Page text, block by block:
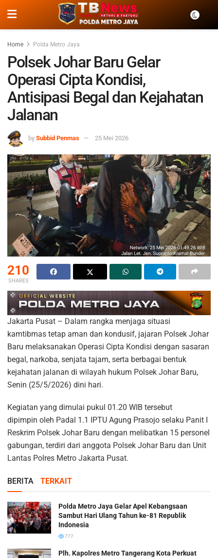
Home Polda Metro Jaya
Polsek Johar Baru Gelar
Operasi Cipta Kondisi,
Antisipasi Begal dan Kejahatan
Jalanan
by Subbid Penmas 25 Mei 2026
210
SHARES
Jakarta Pusat – Dalam rangka menjaga situasi
kamtibmas tetap aman dan kondusif, jajaran Polsek Johar
Baru melaksanakan Operasi Cipta Kondisi dengan sasaran
begal, narkoba, senjata tajam, serta berbagai bentuk
kejahatan jalanan di wilayah hukum Polsek Johar Baru,
Senin (25/5/2026) dini hari.
Kegiatan yang dimulai pukul 01.20 WIB tersebut
dipimpin oleh Padal 1.1 IPTU Agung Prasojo selaku Panit I
Reskrim Polsek Johar Baru dengan melibatkan 15 personel
gabungan, terdiri dari anggota Polsek Johar Baru dan Unit
Lantas Polres Metro Jakarta Pusat.
BERITA TERKAIT
Polda Metro Jaya Gelar Apel Kebangsaan
Sambut Hari Ulang Tahun ke-81 Republik
Indonesia
777
Plh. Kapolres Metro Tangerang Kota Perkuat